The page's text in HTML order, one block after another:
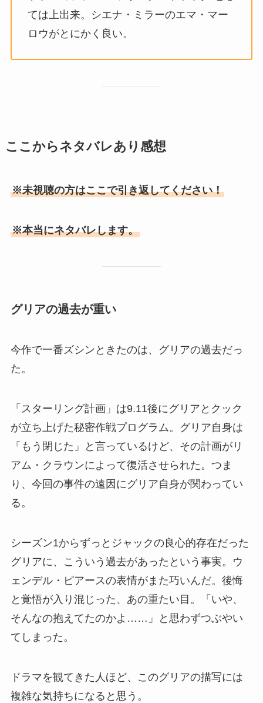
ては上出来。シエナ・ミラーのエマ・マー
ロウがとにかく良い。
ここからネタバレあり感想
※未視聴の方はここで引き返してください！
※本当にネタバレします。
グリアの過去が重い
今作で一番ズシンときたのは、グリアの過去だっ
た。
「スターリング計画」は9.11後にグリアとクック
が立ち上げた秘密作戦プログラム。グリア自身は
「もう閉じた」と言っているけど、その計画がリ
アム・クラウンによって復活させられた。つま
り、今回の事件の遠因にグリア自身が関わってい
る。
シーズン1からずっとジャックの良心的存在だった
グリアに、こういう過去があったという事実。ウ
ェンデル・ピアースの表情がまた巧いんだ。後悔
と覚悟が入り混じった、あの重たい目。「いや、
そんなの抱えてたのかよ……」と思わずつぶやい
てしまった。
ドラマを観てきた人ほど、このグリアの描写には
複雑な気持ちになると思う。